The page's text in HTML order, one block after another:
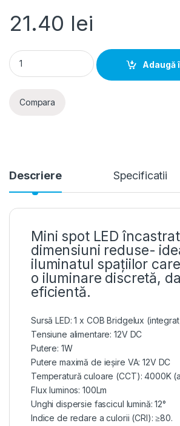
21.40 lei
Spot LED Mini, 1W, D30mm, 4000K
Adaugă
Compara
Descriere Specificatii
Mini spot LED
dimensiuni reduse-
iluminatul spațiilor
o iluminare discretă,
eficientă.
Sursă LED: 1 x COB Bridgelux
Tensiune alimentare: 12V DC
Putere: 1W
Putere maximă de ieșire VA: 12V DC
Temperatură culoare (CCT): 4000K
Flux luminos: 100Lm
Unghi dispersie fascicul lumină: 12°
Indice de redare a culorii (CRI): ≥80.